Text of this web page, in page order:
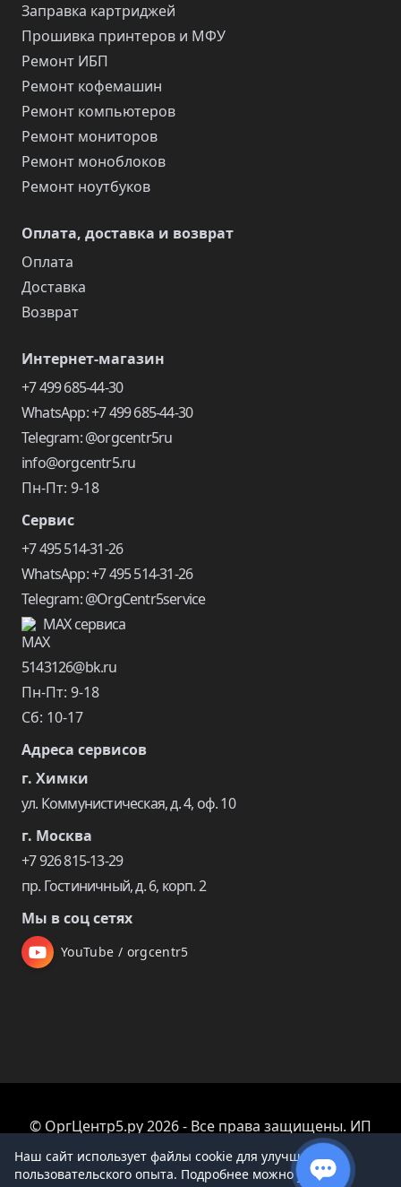
Заправка картриджей
Прошивка принтеров и МФУ
Ремонт ИБП
Ремонт кофемашин
Ремонт компьютеров
Ремонт мониторов
Ремонт моноблоков
Ремонт ноутбуков
Оплата, доставка и возврат
Оплата
Доставка
Возврат
Интернет-магазин
+7 499 685-44-30
WhatsApp: +7 499 685-44-30
Telegram: @orgcentr5ru
info@orgcentr5.ru
Пн-Пт: 9-18
Сервис
+7 495 514-31-26
WhatsApp: +7 495 514-31-26
Telegram: @OrgCentr5service
MAX сервиса
5143126@bk.ru
Пн-Пт: 9-18
Сб: 10-17
Адреса сервисов
г. Химки
ул. Коммунистическая, д. 4, оф. 10
г. Москва
+7 926 815-13-29
пр. Гостиничный, д. 6, корп. 2
Мы в соц сетях
YouTube / orgcentr5
© ОргЦентр5.ру 2026 - Все права защищены. ИП
Царева Екатерина Владимировна
Наш сайт использует файлы cookie для улучшения
пользовательского опыта. Подробнее можно узнать в